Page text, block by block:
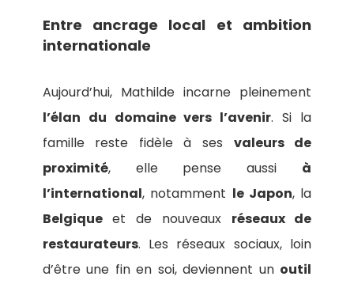
Entre ancrage local et ambition
internationale
Aujourd’hui, Mathilde incarne pleinement
l’élan du domaine vers l’avenir. Si la
famille reste fidèle à ses valeurs de
proximité, elle pense aussi à
l’international, notamment le Japon, la
Belgiqueet de nouveaux réseaux de
restaurateurs. Les réseaux sociaux, loin
d’être une fin en soi, deviennent un outil